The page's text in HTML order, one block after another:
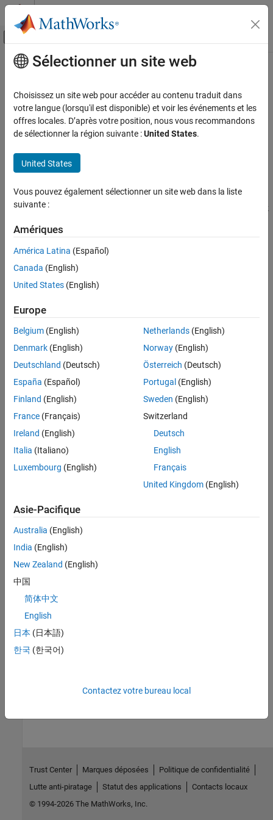
Passer au contenu
Activer/désactiver l'affichage du menu
Accueil de la documentation
Simulink Check
Collect Model and Testing Metrics
Clone Content Metric
Metric ID
Computation Details
See Also
Contenu principal
Clone Content Metric
Metric ID
Metric ID:mathworks.metrics.CloneContent
Description
Metric Type: Architecture
Use this metric to calculate the fraction of the total number of
subcomponents that are clones. Clones must have identical block
values. For more information on clone detection, see
Component Reuse by Using Clone Detection
This metric is available with
this metric, usegetMetrics
Computation Details
Analyzes content in masked subsystems.
If specified, analyzes the content of library-linked blocks or
referenced models.
Results
For this metric, instances of slmetric.metric.Result
following results:
: Fraction of total number of subcomponents that are
AggregatedValue
Measures
of components, and clone group number.
See Also
Model Metrics
Topics
How useful was this information?
Sélectionner un site web
Choisissez un site web pour accéder au contenu traduit dans
votre langue (lorsqu'il est disponible) et voir les événements et les
offres locales. D’après votre position, nous vous recommandons
de sélectionner la région suivante :United States.
United States
Vous pouvez également sélectionner un site web dans la liste
suivante :
Amériques
América Latina (Español)
Canada (English)
United States (English)
Europe
Belgium (English)
Denmark (English)
Deutschland (Deutsch)
España (Español)
Finland (English)
France (Français)
Ireland (English)
Italia (Italiano)
Luxembourg (English)
Netherlands(English)
Norway(English)
Österreich (Deutsch)
Portugal (English)
Sweden (English)
Switzerland
Deutsch
English
Français
United Kingdom(English)
Asie-Pacifique
Australia (English)
India (English)
New Zealand (English)
中国
简体中文
English
日本 (日本語)
한국 (한국어)
Contactez votre bureau local
Trust Center Marques déposées
Politique de confidentialité
Lutte anti-piratage
Statut des applications
Contacts locaux
© 1994-2026 The MathWorks, Inc.